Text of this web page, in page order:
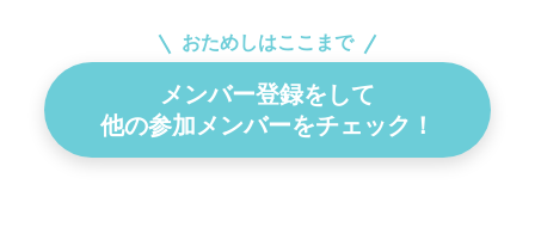
おためしはここまで
メンバー登録をして
他の参加メンバーをチェック！